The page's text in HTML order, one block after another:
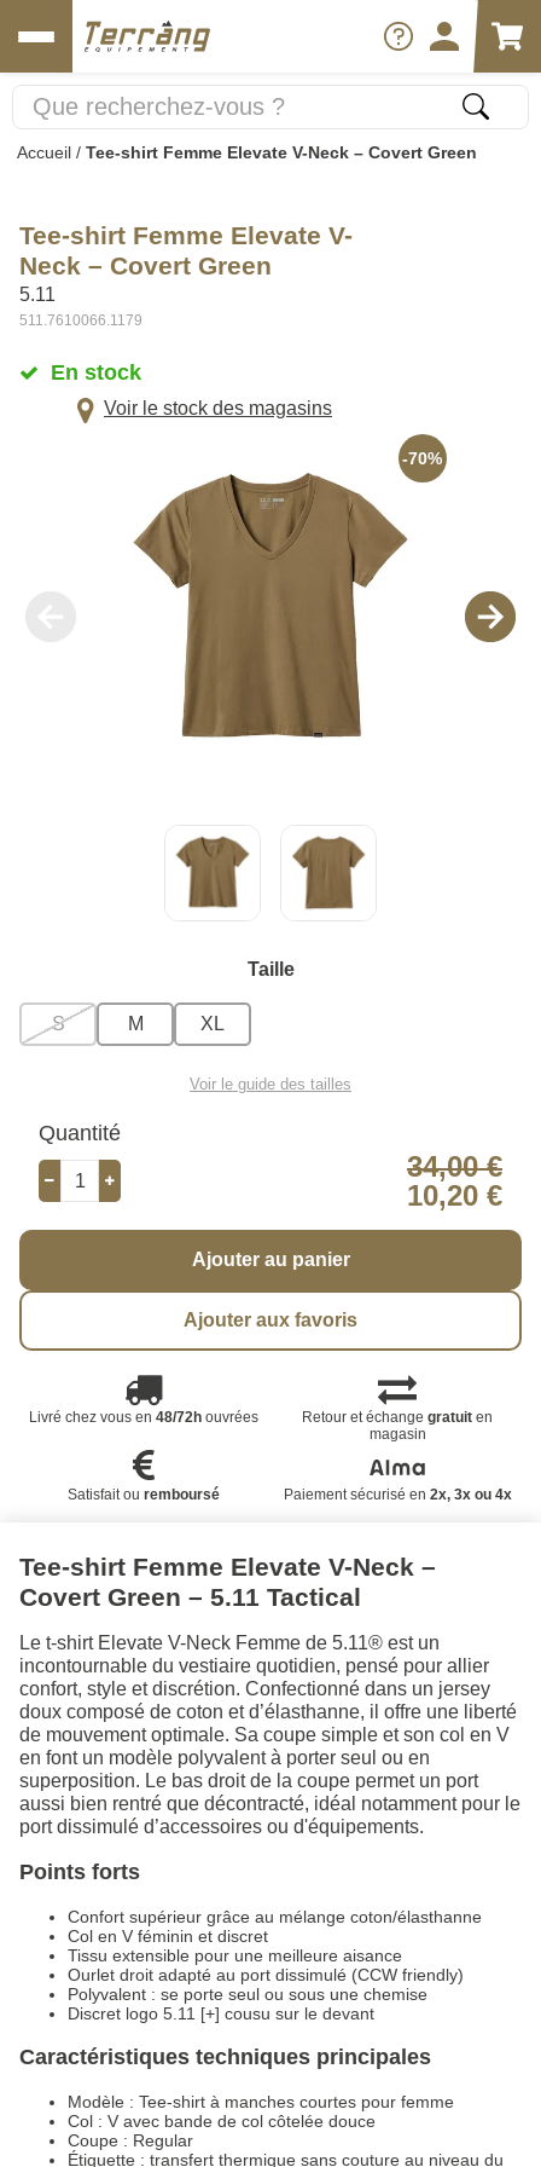
Accueil / Tee-shirt Femme Elevate V-Neck – Covert Green
Tee-shirt Femme Elevate V-
Neck – Covert Green
5.11
511.7610066.1179
En stock
Voir le stock des magasins
-70%
Taille
S M XL
Voir le guide des tailles
Quantité
34,00 €
10,20 €
Ajouter au panier
Ajouter aux favoris
Livré chez vous en 48/72houvrées Retour et échangegratuit en
magasin
Satisfait ou remboursé Paiement sécurisé en 2x, 3x ou 4x
Tee-shirt Femme Elevate V-Neck –
Covert Green – 5.11 Tactical
Le t-shirt Elevate V-Neck Femme de 5.11® est un
incontournable du vestiaire quotidien, pensé pour allier
confort, style et discrétion. Confectionné dans un jersey
doux composé de coton et d’élasthanne, il offre une liberté
de mouvement optimale. Sa coupe simple et son col en V
en font un modèle polyvalent à porter seul ou en
superposition. Le bas droit de la coupe permet un port
aussi bien rentré que décontracté, idéal notamment pour le
port dissimulé d’accessoires ou d'équipements.
Points forts
Confort supérieur grâce au mélange coton/élasthanne
Col en V féminin et discret
Tissu extensible pour une meilleure aisance
Ourlet droit adapté au port dissimulé (CCW friendly)
Polyvalent : se porte seul ou sous une chemise
Discret logo 5.11 [+] cousu sur le devant
Caractéristiques techniques principales
Modèle : Tee-shirt à manches courtes pour femme
Col : V avec bande de col côtelée douce
Coupe : Regular
Étiquette : transfert thermique sans couture au niveau du